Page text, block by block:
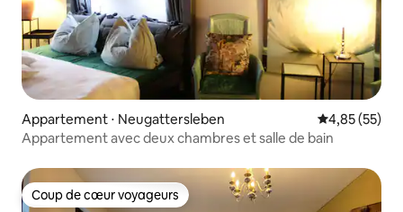
Appartement ⋅ Neugattersleben Évaluation
4,85 (55)
Appartement avec deux chambres et salle de bain
Coup de cœur voyageurs
Coup de cœur voyageurs